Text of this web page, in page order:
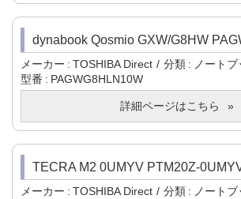
dynabook Qosmio GXW/G8HW
メーカー TOSHIBA Direct 分類
ノート
型番
PAGWG8HLN10W
詳細ページはこちら
TECRA M2 0UMYV PTM20Z-
メーカー TOSHIBA Direct 分類
ノート